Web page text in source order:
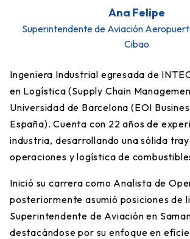
Ana Felipe
Superintendente de Aviación
Cibao
Ingeniera Industrial egresada de
en Logística (Supply Chain
Universidad de Barcelona (EOI
España). Cuenta con 22 años de
industria, desarrollando una sólida
operaciones y logística de
Inició su carrera como Analista de
posteriormente asumió posiciones de
Superintendente de Aviación en
destacándose por su enfoque en